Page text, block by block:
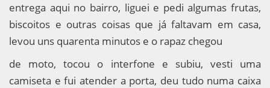
entrega aqui no bairro, liguei e pedi algumas frutas,
biscoitos e outras coisas que já faltavam em casa,
levou uns quarenta minutos e o rapaz chegou
de moto, tocou o interfone e subiu, vesti uma
camiseta e fui atender a porta, deu tudo numa caixa